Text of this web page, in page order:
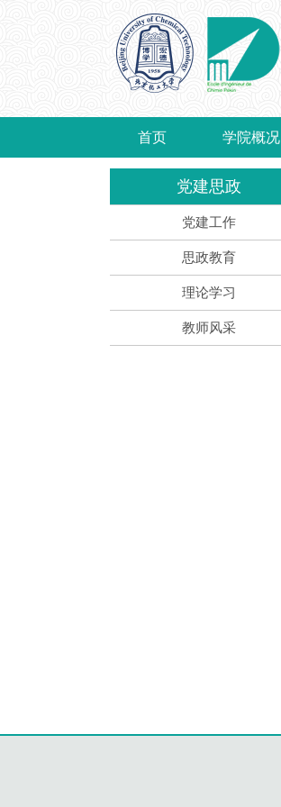
首页 学院概况
党建思政
党建工作
思政教育
理论学习
教师风采